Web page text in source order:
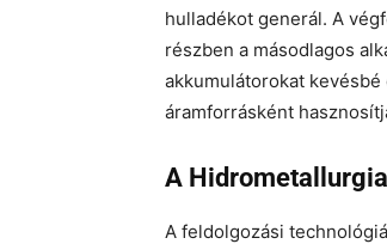
hulladékot generál. A
részben a másodlagos
akkumulátorokat
áramforrásként
A
A feldolgozási